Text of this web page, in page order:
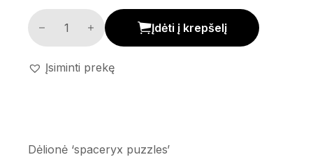
Dėlionė 'spaceryx puzzles' kiekis
Įdėti į krepšelį
Įsiminti prekę
Dėlionė ‘spaceryx puzzles’